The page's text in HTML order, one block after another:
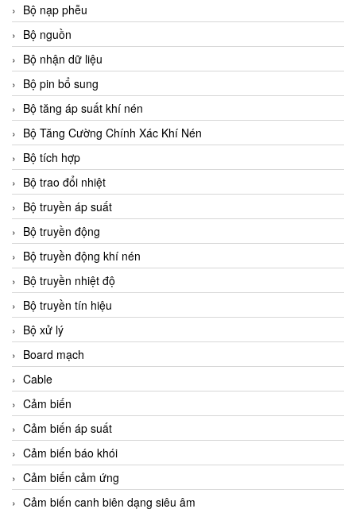
Bộ nạp phễu
Bộ nguồn
Bộ nhận dữ liệu
Bộ pin bổ sung
Bộ tăng áp suất khí nén
Bộ Tăng Cường Chính Xác Khí Nén
Bộ tích hợp
Bộ trao đổi nhiệt
Bộ truyền áp suất
Bộ truyền động
Bộ truyền động khí nén
Bộ truyền nhiệt độ
Bộ truyền tín hiệu
Bộ xử lý
Board mạch
Cable
Cảm biến
Cảm biến áp suất
Cảm biến báo khói
Cảm biến cảm ứng
Cảm biến canh biên dạng siêu âm